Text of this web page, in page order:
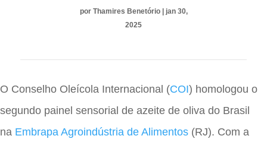
por Thamires Benetório| jan 30,
2025
O Conselho Oleícola Internacional (COI) homologou o
segundo painel sensorial de azeite de oliva do Brasil
na Embrapa Agroindústria de Alimentos (RJ). Com a